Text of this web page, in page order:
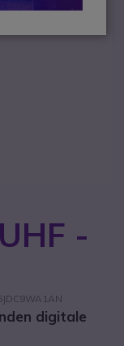
-
digitale